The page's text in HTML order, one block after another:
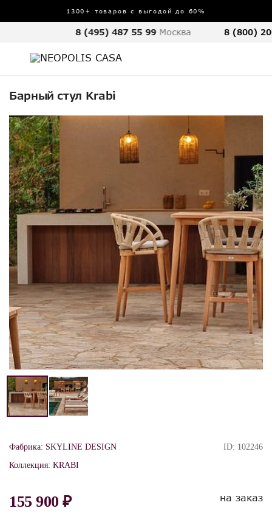
1300+ товаров с выгодой до 60%
8 (495) 487 55 99 Москва 8 (800)
Барный стул Krabi
Фабрика: SKYLINE DESIGN
Коллекция: KRABI
ID: 102246
155 900 ₽ на заказ